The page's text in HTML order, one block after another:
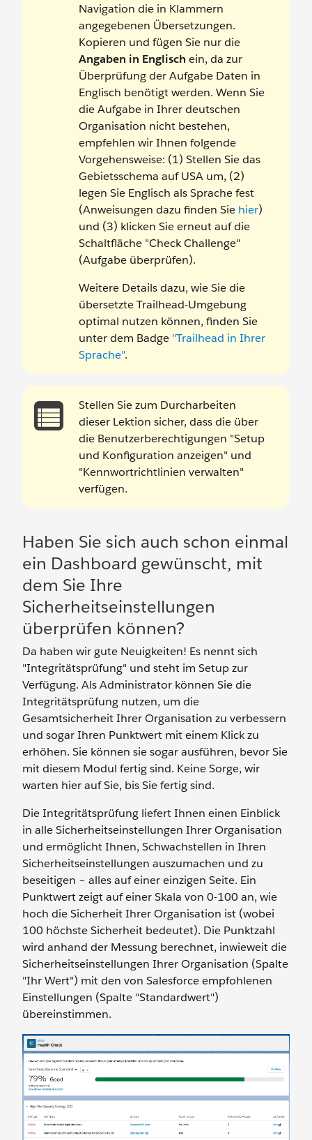
Navigation die in Klammern
angegebenen Übersetzungen.
Kopieren und fügen Sie nur die
Angaben in Englisch ein, da zur
Überprüfung der Aufgabe Daten in
Englisch benötigt werden. Wenn Sie
die Aufgabe in Ihrer deutschen
Organisation nicht bestehen,
empfehlen wir Ihnen folgende
Vorgehensweise: (1) Stellen Sie das
Gebietsschema auf USA um, (2)
legen Sie Englisch als Sprache fest
(Anweisungen dazu finden Sie hier)
und (3) klicken Sie erneut auf die
Schaltfläche "Check Challenge"
(Aufgabe überprüfen).
Weitere Details dazu, wie Sie die
übersetzte Trailhead-Umgebung
optimal nutzen können, finden Sie
unter dem Badge "Trailhead in Ihrer
Sprache".
Stellen Sie zum Durcharbeiten
dieser Lektion sicher, dass die über
die Benutzerberechtigungen "Setup
und Konfiguration anzeigen" und
"Kennwortrichtlinien verwalten"
verfügen.
Haben Sie sich auch schon einmal
ein Dashboard gewünscht, mit
dem Sie Ihre
Sicherheitseinstellungen
überprüfen können?
Da haben wir gute Neuigkeiten! Es nennt sich
"Integritätsprüfung" und steht im Setup zur
Verfügung. Als Administrator können Sie die
Integritätsprüfung nutzen, um die
Gesamtsicherheit Ihrer Organisation zu verbessern
und sogar Ihren Punktwert mit einem Klick zu
erhöhen. Sie können sie sogar ausführen, bevor Sie
mit diesem Modul fertig sind. Keine Sorge, wir
warten hier auf Sie, bis Sie fertig sind.
Die Integritätsprüfung liefert Ihnen einen Einblick
in alle Sicherheitseinstellungen Ihrer Organisation
und ermöglicht Ihnen, Schwachstellen in Ihren
Sicherheitseinstellungen auszumachen und zu
beseitigen – alles auf einer einzigen Seite. Ein
Punktwert zeigt auf einer Skala von 0-100 an, wie
hoch die Sicherheit Ihrer Organisation ist (wobei
100 höchste Sicherheit bedeutet). Die Punktzahl
wird anhand der Messung berechnet, inwieweit die
Sicherheitseinstellungen Ihrer Organisation (Spalte
"Ihr Wert") mit den von Salesforce empfohlenen
Einstellungen (Spalte "Standardwert")
übereinstimmen.